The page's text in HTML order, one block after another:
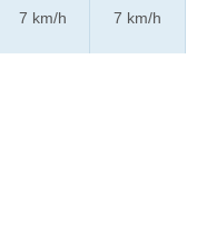
7 km/h
7 km/h